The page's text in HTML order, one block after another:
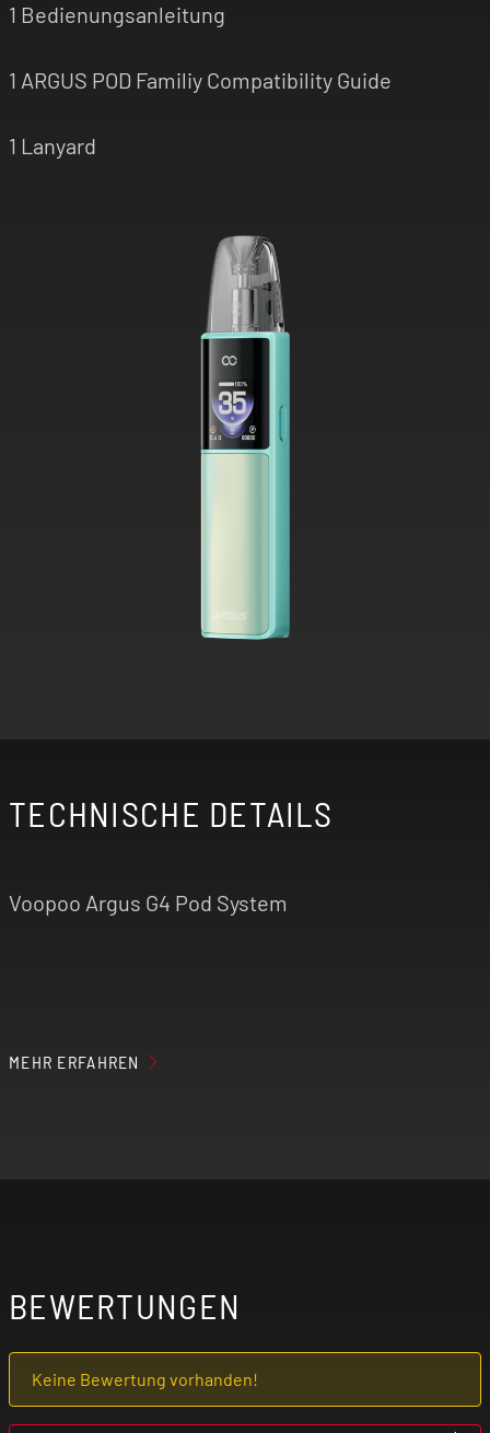
1 Bedienungsanleitung
1 ARGUS POD Familiy Compatibility Guide
1 Lanyard
TECHNISCHE DETAILS
Voopoo Argus G4 Pod System
ARGUS-Pod-Kompatibilität
MEHR ERFAHREN
BEWERTUNGEN
Keine Bewertung vorhanden!